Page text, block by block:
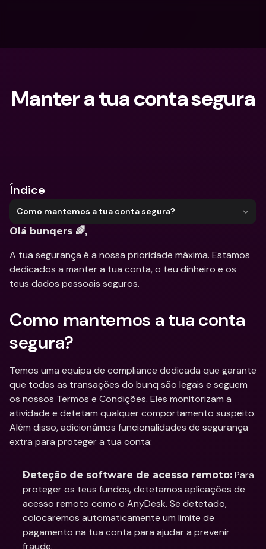
Manter a tua conta segura
Índice
Como mantemos a tua conta segura?
Olá bunqers 🌈,
A tua segurança é a nossa prioridade máxima. Estamos
dedicados a manter a tua conta, o teu dinheiro e os
teus dados pessoais seguros.
Como mantemos a tua conta
segura?
Temos uma equipa de compliance dedicada que garante
que todas as transações do bunq são legais e seguem
os nossos Termos e Condições. Eles monitorizam a
atividade e detetam qualquer comportamento suspeito.
Além disso, adicionámos funcionalidades de segurança
extra para proteger a tua conta:
Deteção de software de acesso remoto: Para
proteger os teus fundos, detetamos aplicações de
acesso remoto como o AnyDesk. Se detetado,
colocaremos automaticamente um limite de
pagamento na tua conta para ajudar a prevenir
fraude.